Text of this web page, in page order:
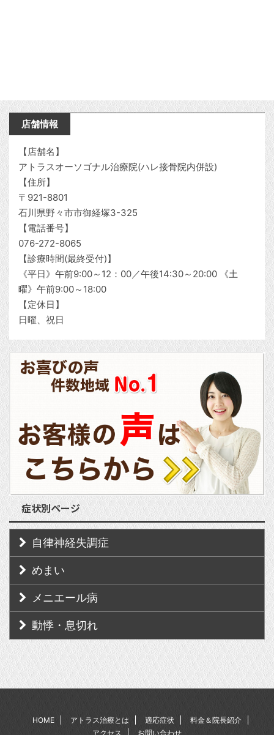
店舗情報
【店舗名】
アトラスオーソゴナル治療院(ハレ接骨院内併設)
【住所】
〒921-8801
石川県野々市市御経塚3-325
【電話番号】
076-272-8065
【診療時間(最終受付)】
《平日》午前9:00～12：00／午後14:30～20:00 《土
曜》午前9:00～18:00
【定休日】
日曜、祝日
症状別ページ
自律神経失調症
めまい
メニエール病
動悸・息切れ
HOME アトラス治療とは 適応症状
料金＆院長紹介
アクセス
お問い合わせ